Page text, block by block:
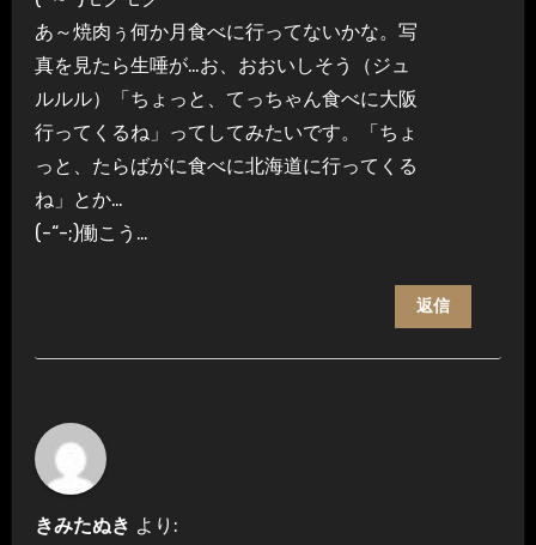
あ～焼肉ぅ何か月食べに行ってないかな。写
真を見たら生唾が…お、おおいしそう（ジュ
ルルル）「ちょっと、てっちゃん食べに大阪
行ってくるね」ってしてみたいです。「ちょ
っと、たらばがに食べに北海道に行ってくる
ね」とか…
(-“-;)働こう…
返信
きみたぬき より: